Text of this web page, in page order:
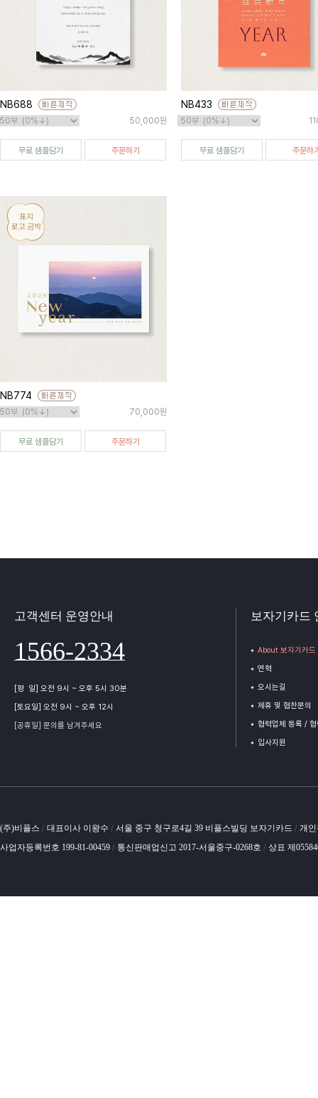
NB688
50,000원
무료 샘플담기 주문하기
NB433
무료 샘플담기 주문하
NB774
70,000원
무료 샘플담기 주문하기
고객센터 운영안내
1566-2334
[평 일] 오전 9시 ~ 오후 5시 30분
[토요일] 오전 9시 ~ 오후 12시
[공휴일] 문의를 남겨주세요
보자기카드
About 보자기카드
연혁
오시는길
제휴 및 협찬문의
협력업체 등록 /
입사지원
(주)비플스 / 대표이사 이왕수 / 서울 중구 청구로4길 39 비플스빌딩 보자기카드 / 개
사업자등록번호 199-81-00459 / 통신판매업신고 2017-서울중구-0268호 / 상표 제